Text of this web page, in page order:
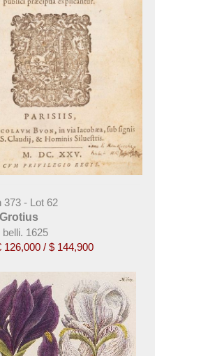
373 - Lot 62
belli. 1625
126,000 / $ 144,900